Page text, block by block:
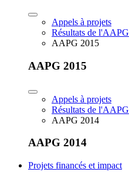
Appels à projets
Résultats de l'AAPG
AAPG 2015
AAPG 2015
Appels à projets
Résultats de l'AAPG
AAPG 2014
AAPG 2014
Projets financés et impact